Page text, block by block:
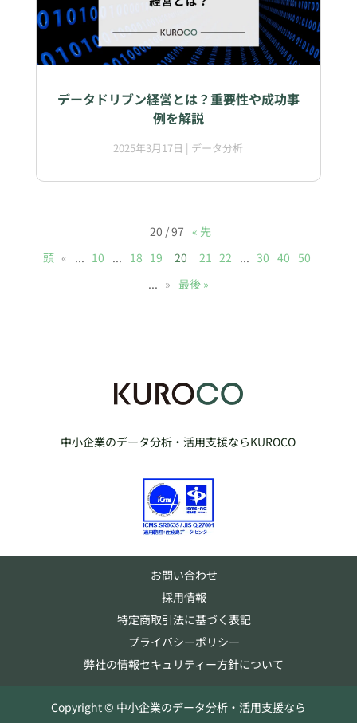
データドリブン経営とは？重要性や成功事
例を解説
2025年3月17日 | データ分析
20 / 97 « 先
頭 « ... 10 ... 18 19 20 21 22 ... 30 40 50
... » 最後 »
中小企業のデータ分析・活用支援ならKUROCO
お問い合わせ
採用情報
特定商取引法に基づく表記
プライバシーポリシー
弊社の情報セキュリティー方針について
Copyright © 中小企業のデータ分析・活用支援なら